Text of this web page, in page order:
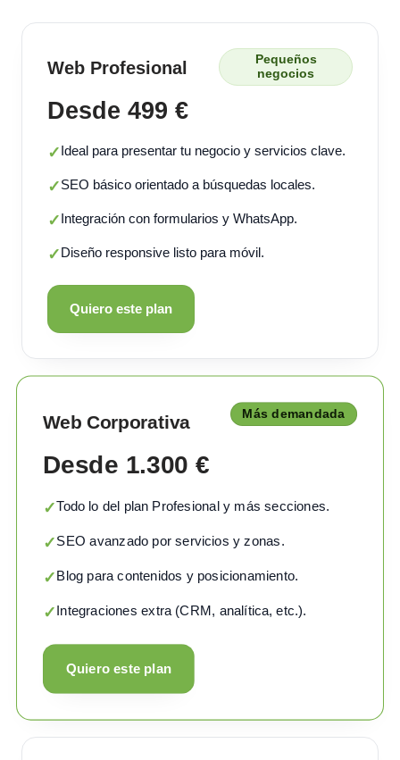
Web Profesional
Pequeños
negocios
Desde 499 €
✓Ideal para presentar tu negocio y servicios clave.
✓SEO básico orientado a búsquedas locales.
✓Integración con formularios y WhatsApp.
✓Diseño responsive listo para móvil.
Quiero este plan
Web Corporativa Más demandada
Desde 1.300 €
✓Todo lo del plan Profesional y más secciones.
✓SEO avanzado por servicios y zonas.
✓Blog para contenidos y posicionamiento.
✓Integraciones extra (CRM, analítica, etc.).
Quiero este plan